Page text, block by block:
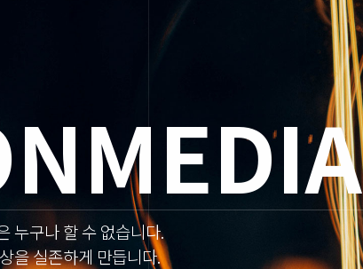
MEDIA
누구나 할 수 없습니다.
을 실존하게 만듭니다.